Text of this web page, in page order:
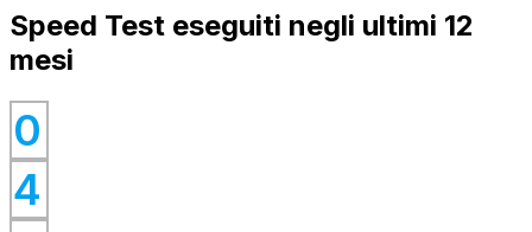
Speed Test eseguiti negli ultimi 12
mesi
0
0
4
0